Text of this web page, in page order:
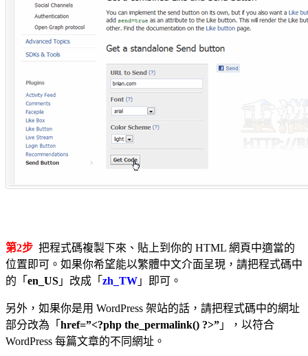
第2步 把程式碼複製下來、貼上到你的 HTML 網頁中適當的
位置即可。如果你希望能以繁體中文介面呈現，請把程式碼中
的「 en_US 」改成「 zh_TW 」即可。
另外，如果你是用 WordPress 架站的話，請把程式碼中的網址
部分改為「 href=”<?php the_permalink() ?>” 」，以符合
WordPress 每篇文章的不同網址。